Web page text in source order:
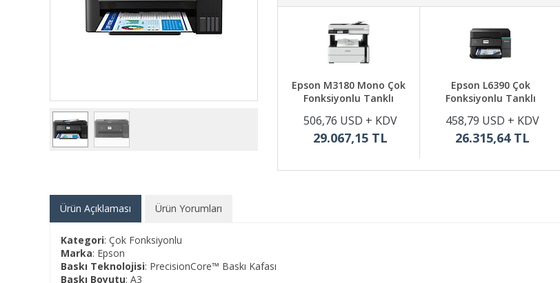
Epson M3180 Mono Çok
Fonksiyonlu Tanklı
506,76 USD + KDV
29.067,15 TL
Epson L6390 Çok
Fonksiyonlu Tanklı
458,79 USD + KDV
26.315,64 TL
Ürün Açıklaması Ürün Yorumları
Kategori: Çok Fonksiyonlu
Marka: Epson
Baskı Teknolojisi: PrecisionCore™ Baskı Kafası
Baskı Boyutu: A3